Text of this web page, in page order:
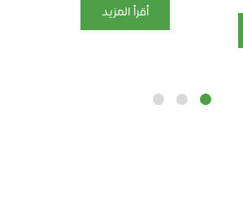
أقرأ المزيد